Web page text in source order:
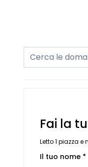
Fai la
Letto 1 piazza e
Il tuo nome *